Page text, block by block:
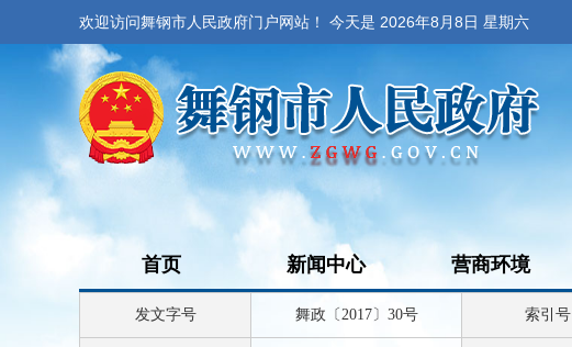
欢迎访问舞钢市人民政府门户网站！ 今天是 2026年8月8日 星期六
首页 新闻中心 营商环境
发文字号 舞政〔2017〕30号 索引号